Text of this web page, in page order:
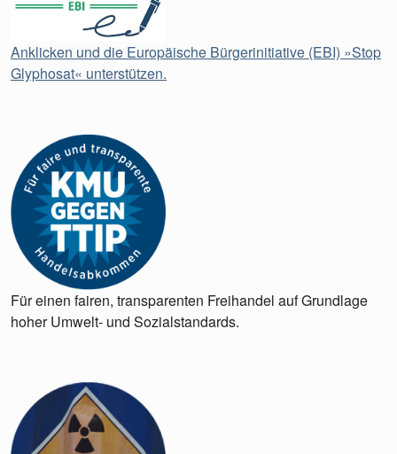
Anklicken und die Europäische Bürgerinitiative (EBI) »Stop
Glyphosat« unterstützen.
Für einen fairen, transparenten Freihandel auf Grundlage
hoher Umwelt- und Sozialstandards.